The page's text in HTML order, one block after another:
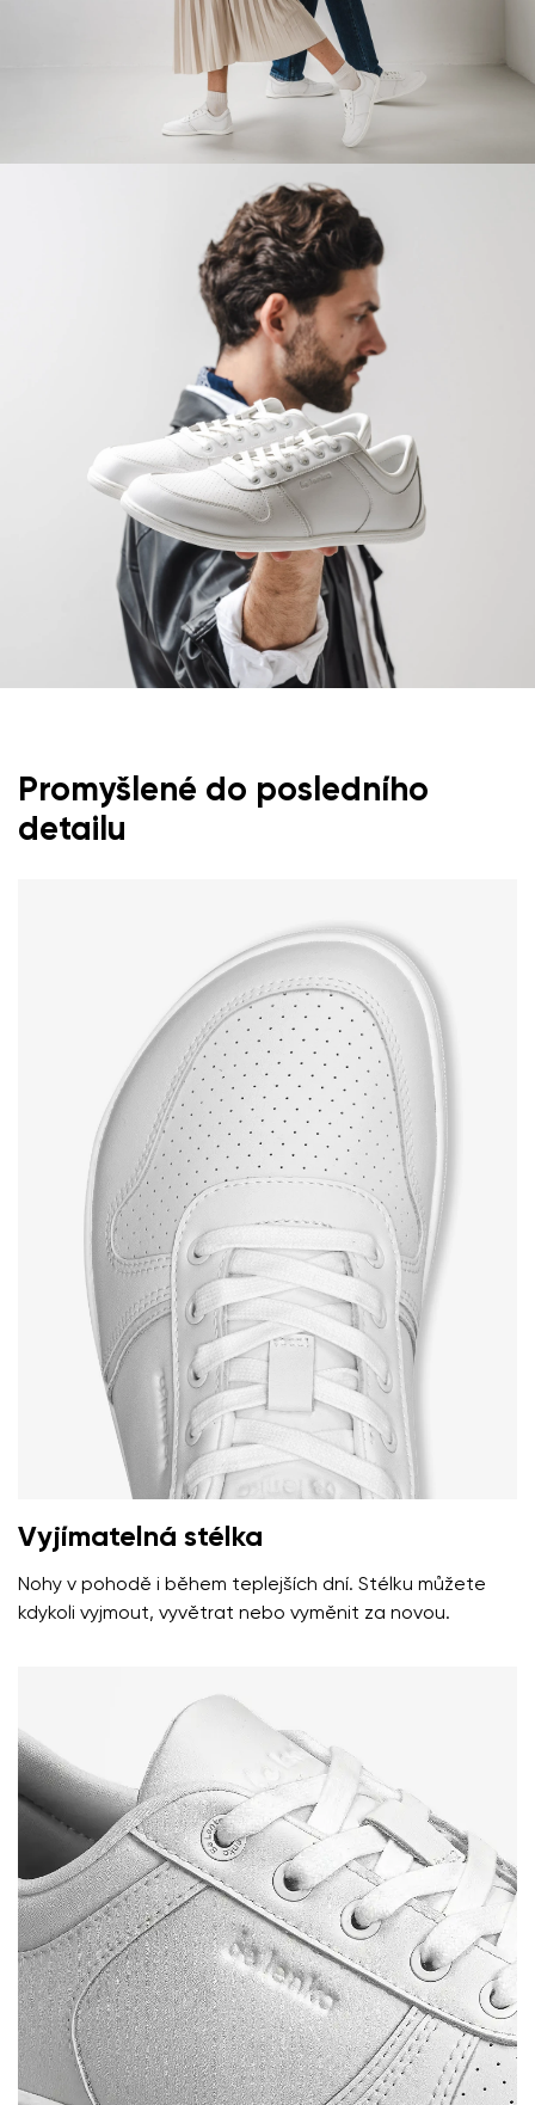
Promyšlené do posledního
detailu
Vyjímatelná stélka
Nohy v pohodě i během teplejších dní. Stélku můžete
kdykoli vyjmout, vyvětrat nebo vyměnit za novou.
Vaše jméno a příjmení
Vaše jméno Varianta